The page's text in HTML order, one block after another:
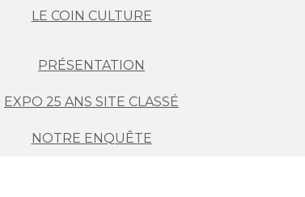
LE COIN CULTURE
PRÉSENTATION
EXPO 25 ANS SITE CLASSÉ
NOTRE ENQUÊTE